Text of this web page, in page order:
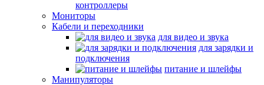
контроллеры
Мониторы
Кабели и переходники
для видео и звука
для зарядки и
подключения
питание и шлейфы
Манипуляторы